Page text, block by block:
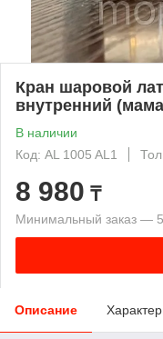
Кран шаровой
внутренний
В наличии
Код: AL 1005 AL1
8 980 ₸
Минимальный заказ —
Описание